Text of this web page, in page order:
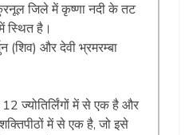
जिले में कृष्णा नदी के तट
स्थित है।
(शिव) और देवी भ्रमरम्बा
ज्योतिर्लिंगों में से एक है और
में से एक है, जो इसे